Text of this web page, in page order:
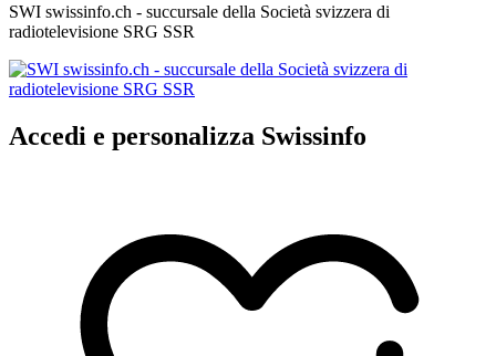
SWI swissinfo.ch - succursale della Società svizzera di
radiotelevisione SRG SSR
Accedi e personalizza Swissinfo